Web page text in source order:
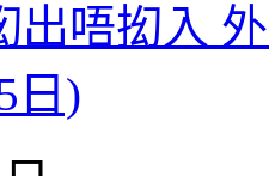
出唔抝入
日)